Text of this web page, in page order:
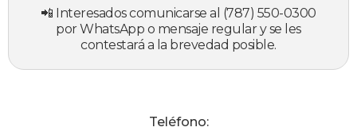
📲 Interesados comunicarse al (787) 550-0300
por WhatsApp o mensaje regular y se les
contestará a la brevedad posible.
Teléfono: